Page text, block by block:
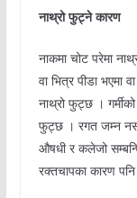
नाथ्रो फुट्ने कारण
नाकमा चोट परेमा
वा भित्र पीडा भएमा
नाथ्रो फुट्छ ।
फुट्छ । रगत जम्न
औषधी र कलेजो
रक्तचापका कारण